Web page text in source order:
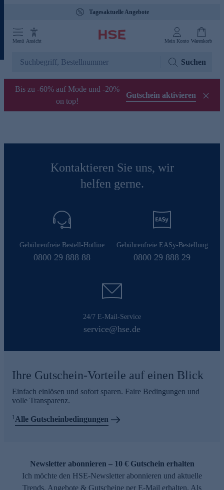
Tagesaktuelle Angebote
Menü Ansicht Mein Konto Warenkorb
Suchen
Bis zu -60% auf Mode und -20%
on top!
Gutschein aktivieren
Kontaktieren Sie uns, wir
helfen gerne.
Gebührenfreie Bestell-Hotline
0800 29 888 88
Gebührenfreie EASy-Bestellung
0800 29 888 29
24/7 E-Mail-Service
service@hse.de
Ihre Gutschein-Vorteile auf einen Blick
Einfach einlösen und sofort sparen. Faire Bedingungen und
volle Transparenz.
1Alle Gutscheinbedingungen
Newsletter abonnieren – 10 € Gutschein erhalten
Ich möchte den HSE-Newsletter abonnieren und aktuelle
Trends, Angebote & Gutscheine per E-Mail erhalten. Als